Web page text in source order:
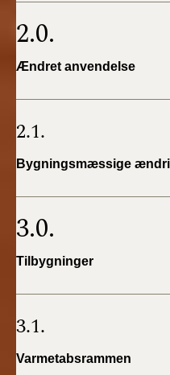
2.0.
Ændret anvendelse
2.1.
Bygningsmæssige
3.0.
Tilbygninger
3.1.
Varmetabsrammen